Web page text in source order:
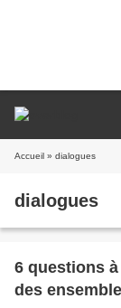
Accueil » dialogues
dialogues
6 questions
des